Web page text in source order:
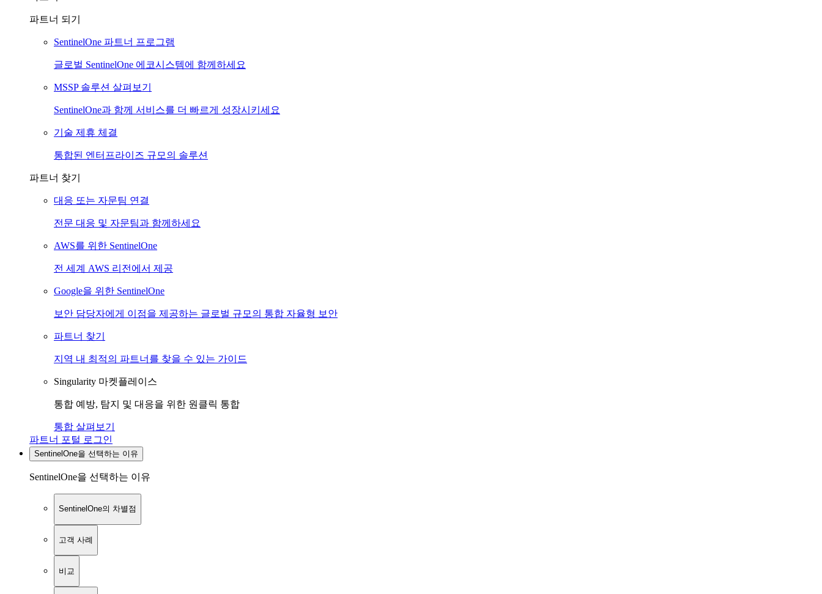
파트너 되기
SentinelOne 파트너 프로그램
글로벌 SentinelOne 에코시스템에 함께하세요
MSSP 솔루션 살펴보기
SentinelOne과 함께 서비스를 더 빠르게 성장시키세요
기술 제휴 체결
통합된 엔터프라이즈 규모의 솔루션
파트너 찾기
대응 또는 자문팀 연결
전문 대응 및 자문팀과 함께하세요
AWS를 위한 SentinelOne
전 세계 AWS 리전에서 제공
Google을 위한 SentinelOne
보안 담당자에게 이점을 제공하는 글로벌 규모의 통합 자율형 보안
파트너 찾기
지역 내 최적의 파트너를 찾을 수 있는 가이드
Singularity 마켓플레이스
통합 예방, 탐지 및 대응을 위한 원클릭 통합
통합 살펴보기
파트너 포털 로그인
SentinelOne을 선택하는 이유
SentinelOne을 선택하는 이유
SentinelOne의 차별점
고객 사례
비교